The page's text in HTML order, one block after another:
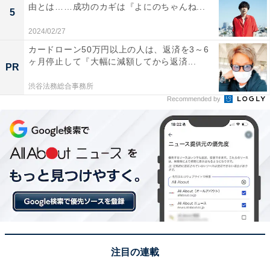
画像出典：NHK『舞いあがれ！』
5
由とは……成功のカギは『よにのちゃんね...
2024/02/27
PR
カードローン50万円以上の人は、返済を3～6
ヶ月停止して『大幅に減額してから返済...
渋谷法務総合事務所
Recommended by
注目の連載